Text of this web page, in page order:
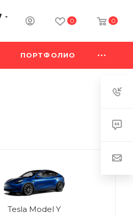
0 0
ПОРТФОЛИО
Tesla Model Y